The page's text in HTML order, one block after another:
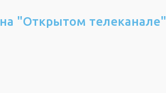
"Открытом телеканале"